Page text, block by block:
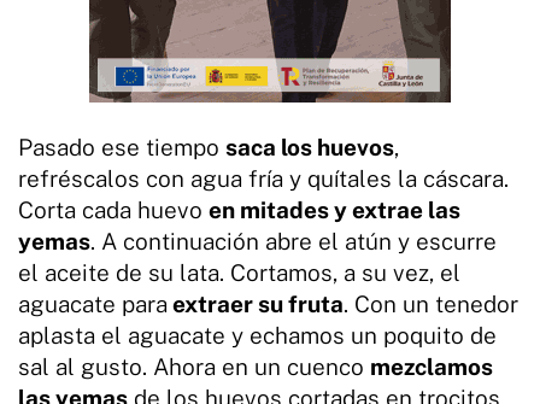
Pasado ese tiempo saca los huevos,
refréscalos con agua fría y quítales la cáscara.
Corta cada huevo en mitades y extrae las
yemas. A continuación abre el atún y escurre
el aceite de su lata. Cortamos, a su vez, el
aguacate para extraer su fruta. Con un tenedor
aplasta el aguacate y echamos un poquito de
sal al gusto. Ahora en un cuenco mezclamos
las yemas de los huevos cortadas en trocitos,